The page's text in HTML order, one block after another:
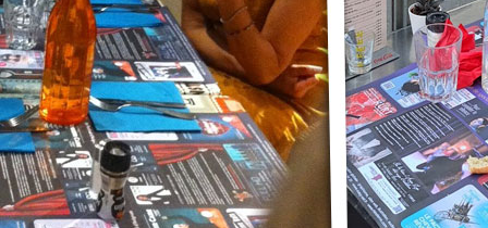
dans nos
restaurants
partenaires